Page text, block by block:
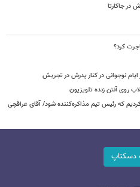
در جاکارتا
کرد؟
نوجوانی در کنار پدرش در تجریش
روی آنتن زنده تلویزیون
که رئیس تیم مذاکره‌کننده شود/ آقای عراقچی
دسکتاپ